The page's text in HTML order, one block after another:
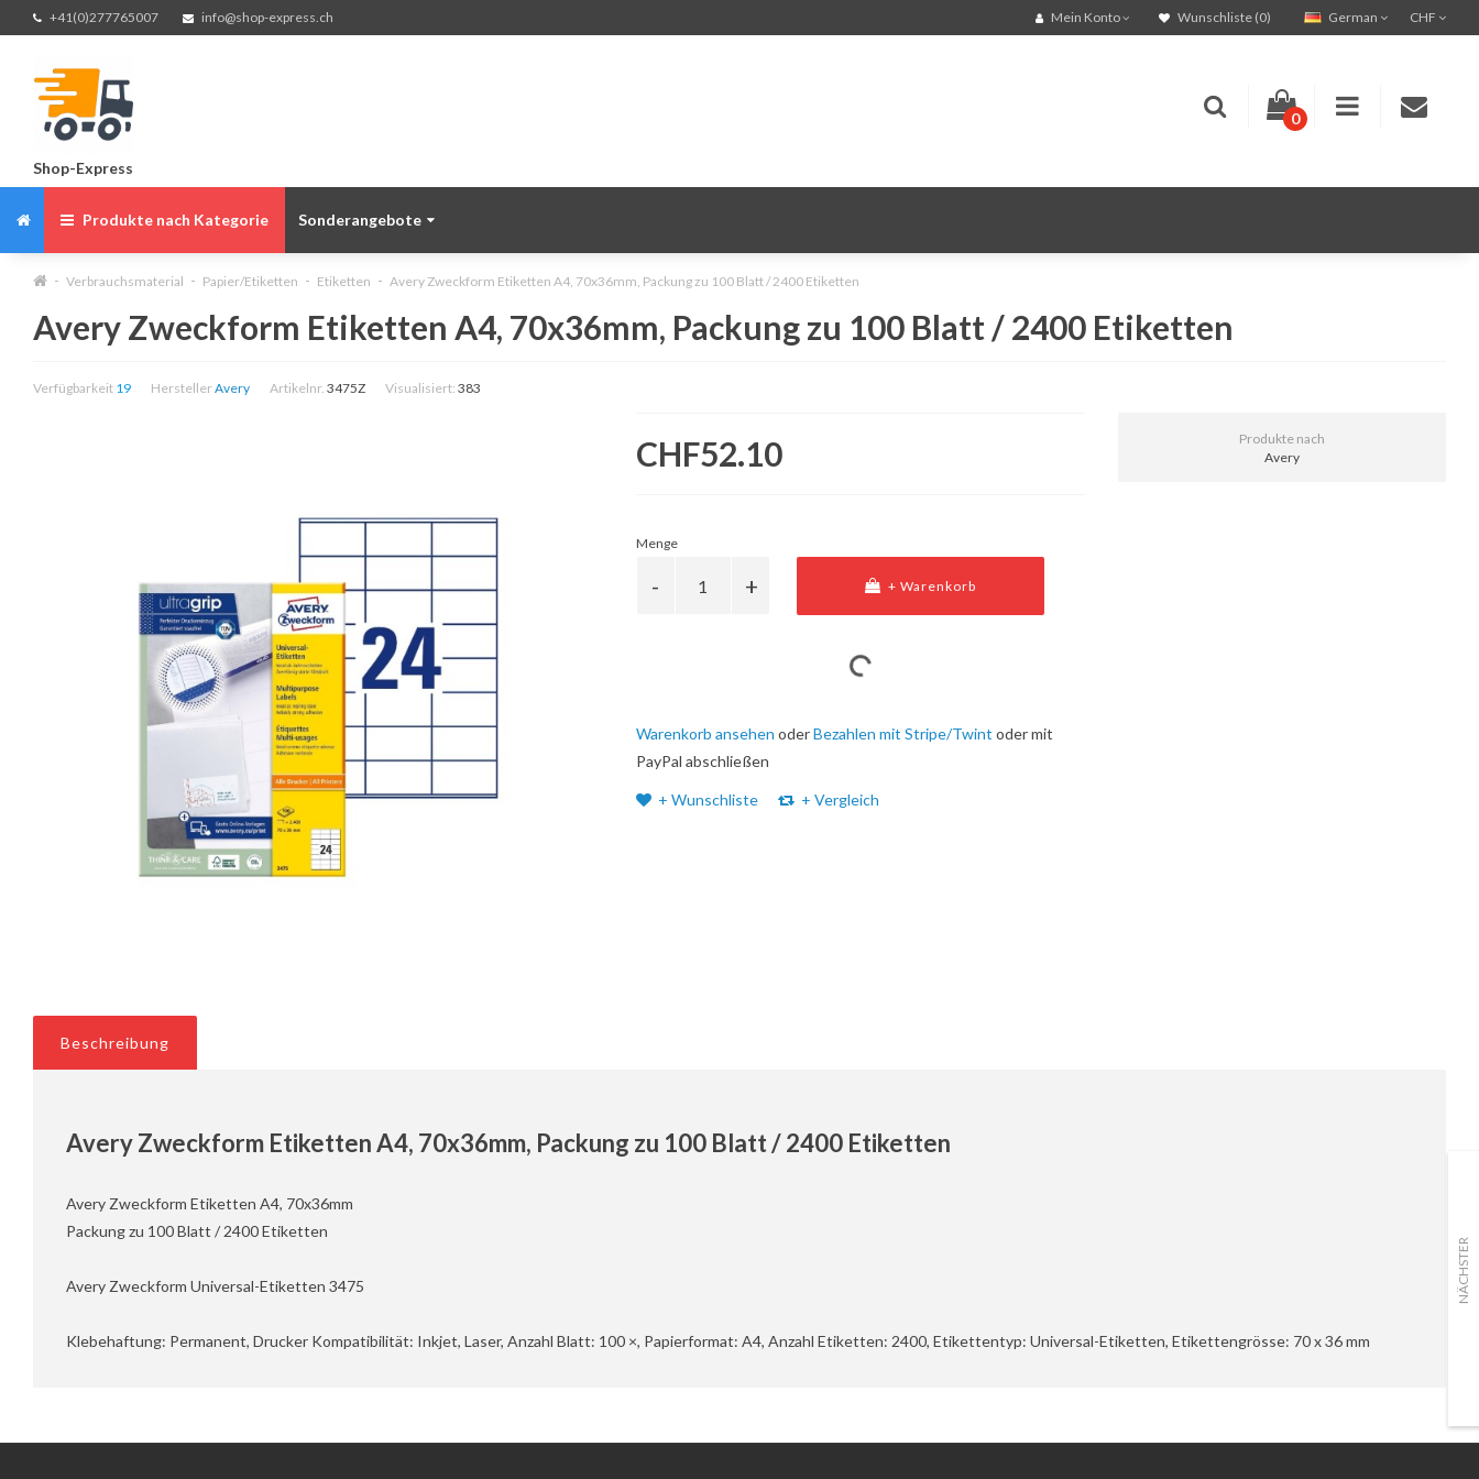
+41(0)277765007 info@shop-express.ch CHF
German
Mein Konto Wunschliste (0)
Shop-Express
0
Produkte nach Kategorie Sonderangebote
Verbrauchsmaterial Papier/Etiketten Etiketten Avery Zweckform Etiketten A4, 70x36mm, Packung zu 100 Blatt / 2400 Etiketten
NÄCHSTER
Avery Zweckform Etiketten A4, 70x36mm, Packung zu 100 Blatt / 2400 Etiketten
Verfügbarkeit 19 HerstellerAvery Artikelnr. 3475Z Visualisiert: 383
CHF52.10
Menge
+ Warenkorb
Warenkorb ansehen oderBezahlen mit Stripe/Twint oder mit
PayPal abschließen
+ Wunschliste + Vergleich
Produkte nach
Avery
Beschreibung
Avery Zweckform Etiketten A4, 70x36mm, Packung zu 100 Blatt / 2400 Etiketten
Avery Zweckform Etiketten A4, 70x36mm
Packung zu 100 Blatt / 2400 Etiketten
Avery Zweckform Universal-Etiketten 3475
Klebehaftung: Permanent, Drucker Kompatibilität: Inkjet, Laser, Anzahl Blatt: 100 ×, Papierformat: A4, Anzahl Etiketten: 2400, Etikettentyp: Universal-Etiketten, Etikettengrösse: 70 x 36 mm